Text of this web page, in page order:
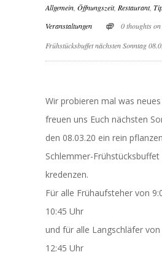
Allgemein Öffnungszeit, Restaurant,
Veranstaltungen
0 thoughts
Frühstücksbuffet nächsten Sonntag
Wir probieren mal was
freuen uns Euch nächsten
den 08.03.20 ein rein
Schlemmer-Frühstücksbuffet
kredenzen.
Für alle Frühaufsteher von
10:45 Uhr
und für alle Langschläfer von
12:45 Uhr